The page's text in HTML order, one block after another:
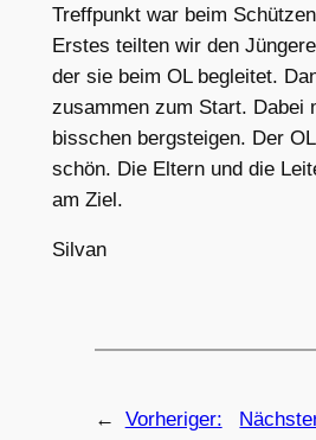
Treffpunkt war beim
Erstes teilten wir den
der sie beim OL begleitet.
zusammen zum Start. Dabei
bisschen bergsteigen. Der
schön. Die Eltern und die
am Ziel.
Silvan
←
Vorheriger: